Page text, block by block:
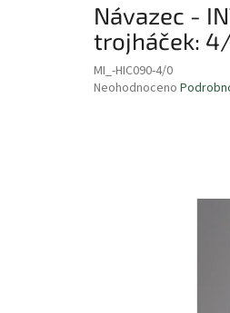
Návazec -
trojháček:
MI_-HIC090-4/0
Průměrné
Neohodnoceno